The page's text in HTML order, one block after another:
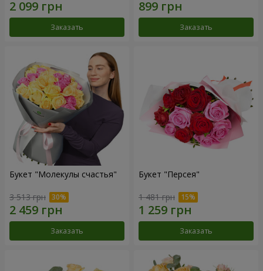
Заказать Заказать
Букет "Молекулы счастья"
3 513 грн
Заказать
Букет "Персея"
1 481 грн
Заказать